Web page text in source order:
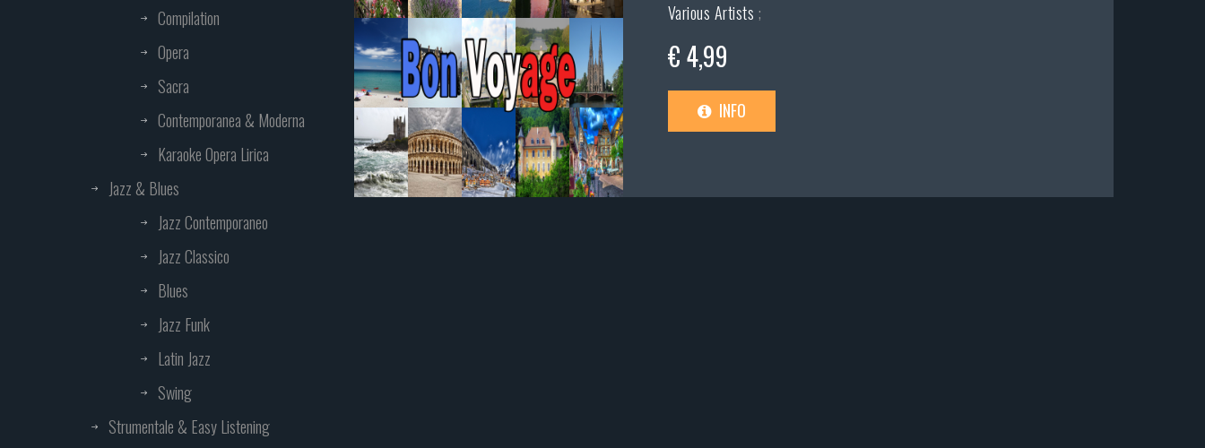
Compilation
Opera
Sacra
Contemporanea & Moderna
Karaoke Opera Lirica
Jazz & Blues
Jazz Contemporaneo
Jazz Classico
Blues
Jazz Funk
Latin Jazz
Swing
Strumentale & Easy Listening
Various Artists ;
€ 4,99
INFO